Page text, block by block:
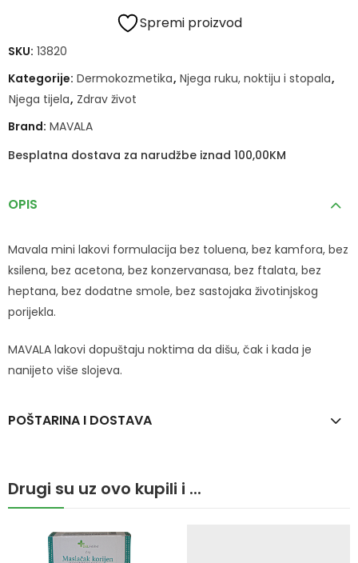
Spremi proizvod
SKU: 13820
Kategorije: Dermokozmetika, Njega ruku, noktiju i stopala,
Njega tijela, Zdrav život
Brand: MAVALA
Besplatna dostava za narudžbe iznad 100,00KM
OPIS
Mavala mini lakovi formulacija bez toluena, bez kamfora, bez
ksilena, bez acetona, bez konzervanasa, bez ftalata, bez
heptana, bez dodatne smole, bez sastojaka životinjskog
porijekla.
MAVALA lakovi dopuštaju noktima da dišu, čak i kada je
nanijeto više slojeva.
POŠTARINA I DOSTAVA
Drugi su uz ovo kupili i ...